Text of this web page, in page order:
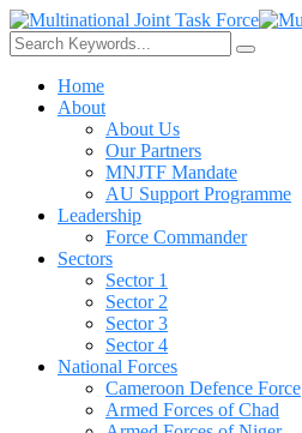
Home
About
About Us
Our Partners
MNJTF Mandate
AU Support Programme
Leadership
Force Commander
Sectors
Sector 1
Sector 2
Sector 3
Sector 4
National Forces
Cameroon Defence Force
Armed Forces of Chad